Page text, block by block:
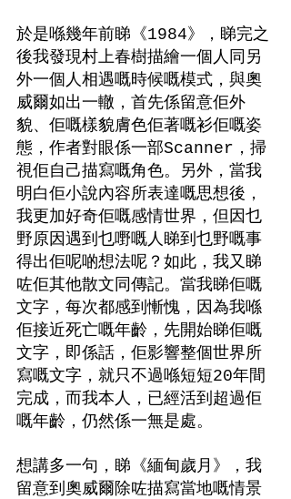
於是喺幾年前睇《1984》，睇完之
後我發現村上春樹描繪一個人同另
外一個人相遇嘅時候嘅模式，與奧
威爾如出一轍，首先係留意佢外
貌、佢嘅樣貌膚色佢著嘅衫佢嘅姿
態，作者對眼係一部Scanner，掃
視佢自己描寫嘅角色。另外，當我
明白佢小說內容所表達嘅思想後，
我更加好奇佢嘅感情世界，但因乜
野原因遇到乜嘢嘅人睇到乜野嘅事
得出佢呢啲想法呢？如此，我又睇
咗佢其他散文同傳記。當我睇佢嘅
文字，每次都感到慚愧，因為我喺
佢接近死亡嘅年齡，先開始睇佢嘅
文字，即係話，佢影響整個世界所
寫嘅文字，就只不過喺短短20年間
完成，而我本人，已經活到超過佢
嘅年齡，仍然係一無是處。
想講多一句，睇《緬甸歲月》，我
留意到奧威爾除咗描寫當地嘅情景